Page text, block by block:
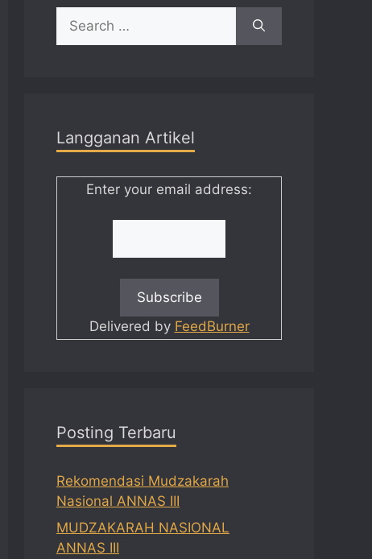
for:
Langganan Artikel
Enter your email address:
Delivered by FeedBurner
Posting Terbaru
Rekomendasi Mudzakarah
Nasional ANNAS III
MUDZAKARAH NASIONAL
ANNAS III